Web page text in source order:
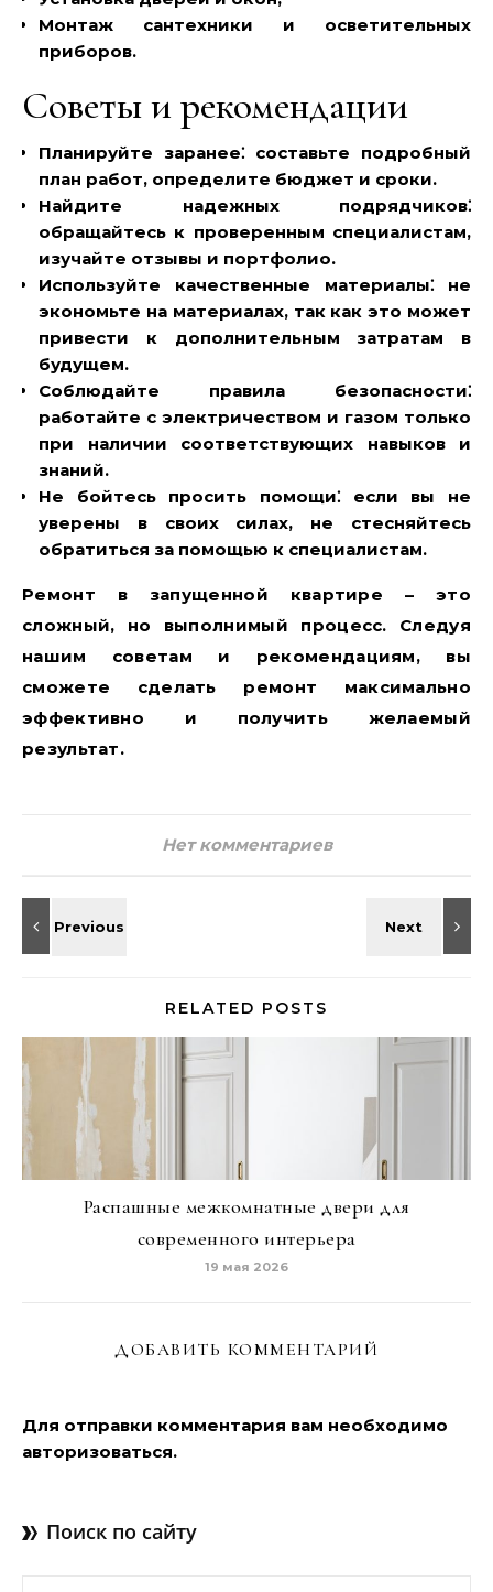
Монтаж сантехники и осветительных
приборов.
Советы и рекомендации
Планируйте заранее⁚составьте подробный
план работ‚ определите бюджет и сроки.
Найдите надежных подрядчиков⁚
обращайтесь к проверенным специалистам‚
изучайте отзывы и портфолио.
Используйте качественные материалы⁚не
экономьте на материалах‚ так как это может
привести к дополнительным затратам в
будущем.
Соблюдайте правила безопасности⁚
работайте с электричеством и газом только
при наличии соответствующих навыков и
знаний.
Не бойтесь просить помощи⁚если вы не
уверены в своих силах‚ не стесняйтесь
обратиться за помощью к специалистам.
Ремонт в запущенной квартире – это
сложный‚ но выполнимый процесс. Следуя
нашим советам и рекомендациям‚ вы
сможете сделать ремонт максимально
эффективно и получить желаемый
результат.
Нет комментариев
RELATED POSTS
Распашные межкомнатные двери для
современного интерьера
19 мая 2026
ДОБАВИТЬ КОММЕНТАРИЙ
Для отправки комментария вам необходимо
авторизоваться.
Поиск по сайту